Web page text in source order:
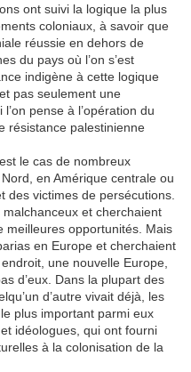
ont suivi la logique la plus
coloniaux, à savoir que
réussie en dehors de
du pays où l’on s’est
indigène à cette logique
pas seulement une
pense à l’opération du
résistance palestinienne
le cas de nombreux
en Amérique centrale ou
des victimes de persécutions.
et cherchaient
meilleures opportunités. Mais
en Europe et cherchaient
une nouvelle Europe,
d’eux. Dans la plupart des
d’autre vivait déjà, les
plus important parmi eux
idéologues, qui ont fourni
à la colonisation de la